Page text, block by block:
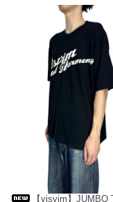
【visvim】JUMBO